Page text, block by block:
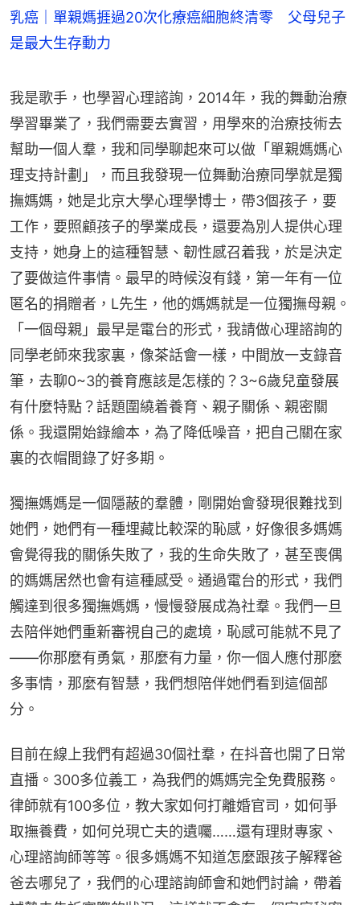
乳癌｜單親媽捱過20次化療癌細胞終清零 父母兒子
是最大生存動力
我是歌手，也學習心理諮詢，2014年，我的舞動治療
學習畢業了，我們需要去實習，用學來的治療技術去
幫助一個人羣，我和同學聊起來可以做「單親媽媽心
理支持計劃」，而且我發現一位舞動治療同學就是獨
撫媽媽，她是北京大學心理學博士，帶3個孩子，要
工作，要照顧孩子的學業成長，還要為別人提供心理
支持，她身上的這種智慧、韌性感召着我，於是決定
了要做這件事情。最早的時候沒有錢，第一年有一位
匿名的捐贈者，L先生，他的媽媽就是一位獨撫母親。
「一個母親」最早是電台的形式，我請做心理諮詢的
同學老師來我家裏，像茶話會一樣，中間放一支錄音
筆，去聊0~3的養育應該是怎樣的？3~6歲兒童發展
有什麼特點？話題圍繞着養育、親子關係、親密關
係。我還開始錄繪本，為了降低噪音，把自己關在家
裏的衣帽間錄了好多期。
獨撫媽媽是一個隱蔽的羣體，剛開始會發現很難找到
她們，她們有一種埋藏比較深的恥感，好像很多媽媽
會覺得我的關係失敗了，我的生命失敗了，甚至喪偶
的媽媽居然也會有這種感受。通過電台的形式，我們
觸達到很多獨撫媽媽，慢慢發展成為社羣。我們一旦
去陪伴她們重新審視自己的處境，恥感可能就不見了
——你那麼有勇氣，那麼有力量，你一個人應付那麼
多事情，那麼有智慧，我們想陪伴她們看到這個部
分。
目前在線上我們有超過30個社羣，在抖音也開了日常
直播。300多位義工，為我們的媽媽完全免費服務。
律師就有100多位，教大家如何打離婚官司，如何爭
取撫養費，如何兑現亡夫的遺囑……還有理財專家、
心理諮詢師等等。很多媽媽不知道怎麼跟孩子解釋爸
爸去哪兒了，我們的心理諮詢師會和她們討論，帶着